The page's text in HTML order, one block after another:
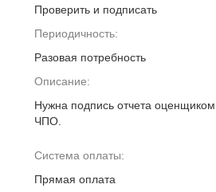
Проверить и подписать
Периодичность:
Разовая потребность
Описание:
Нужна подпись отчета
ЧПО.
Система оплаты:
Прямая оплата